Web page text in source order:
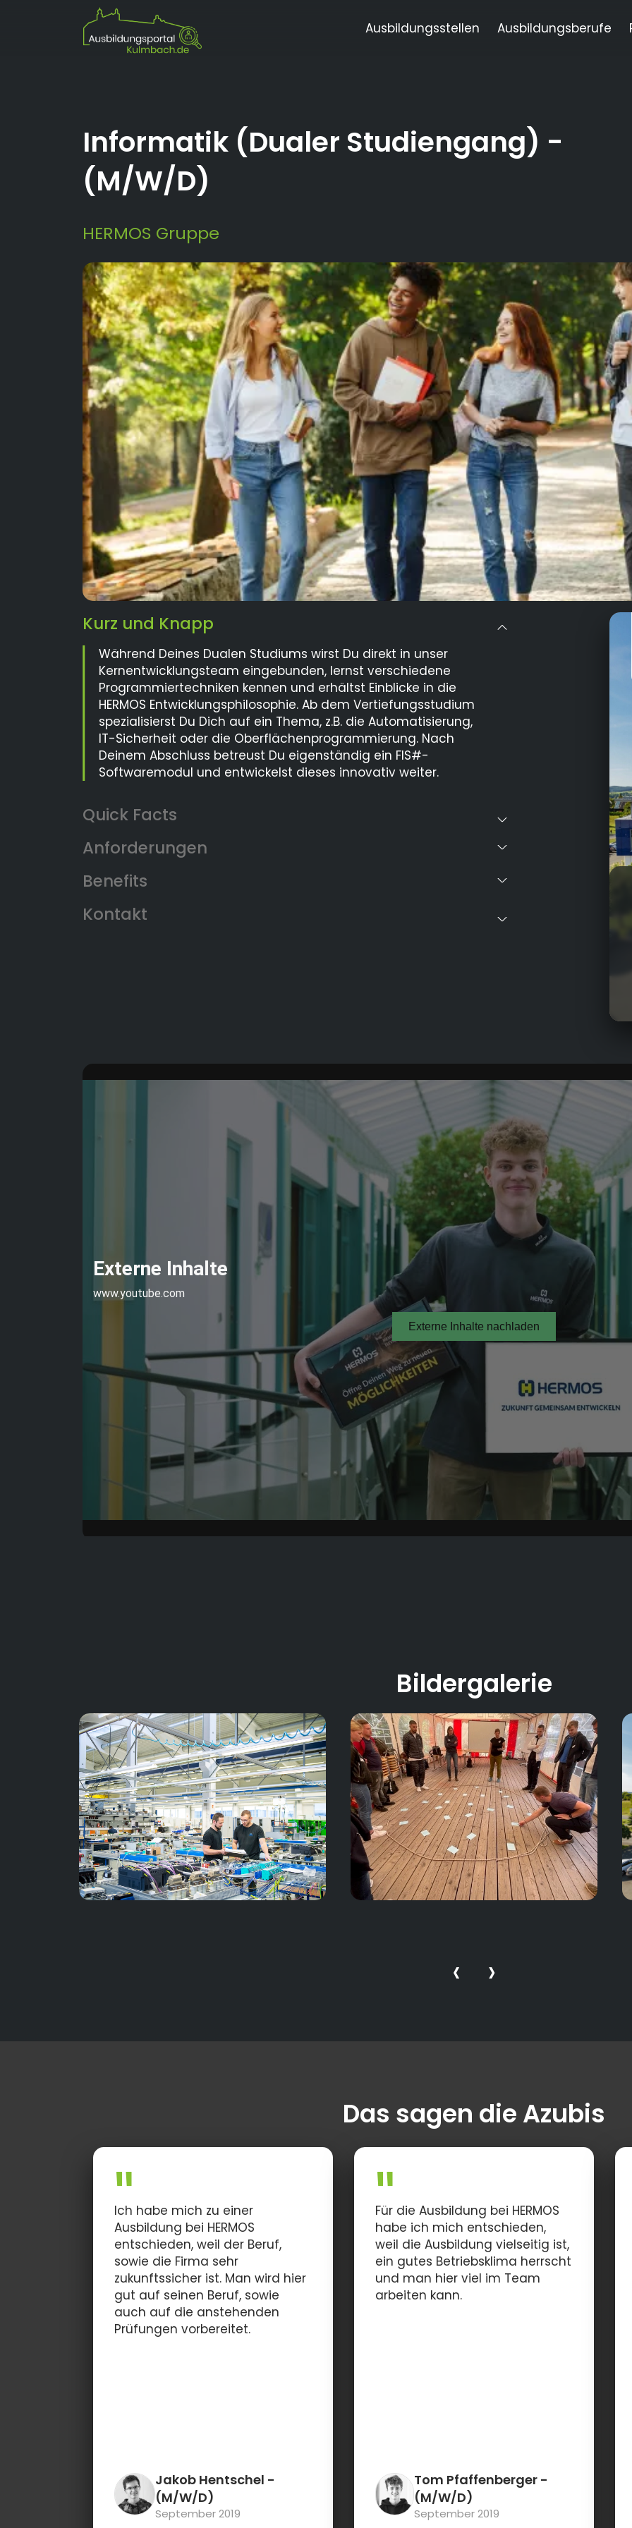
Ausbildungsstellen Ausbildungsberufe
Informatik (Dualer Studiengang) -
(M/W/D)
HERMOS Gruppe
Kurz und Knapp
Während Deines Dualen Studiums wirst Du direkt in unser
Kernentwicklungsteam eingebunden, lernst verschiedene
Programmiertechniken kennen und erhältst Einblicke in die
HERMOS Entwicklungsphilosophie. Ab dem Vertiefungsstudium
spezialisierst Du Dich auf ein Thema, z.B. die Automatisierung,
IT-Sicherheit oder die Oberflächenprogrammierung. Nach
Deinem Abschluss betreust Du eigenständig ein FIS#-
Softwaremodul und entwickelst dieses innovativ weiter.
Anforderungen
Benefits
•
•
•
•
•
Bildergalerie
‹ ›
Das sagen die Azubis
Ich habe mich zu einer
Ausbildung bei HERMOS
entschieden, weil der Beruf,
sowie die Firma sehr
zukunftssicher ist. Man wird hier
gut auf seinen Beruf, sowie
auch auf die anstehenden
Prüfungen vorbereitet.
Jakob Hentschel -
(M/W/D)
September 2019
Für die Ausbildung bei HERMOS
habe ich mich entschieden,
weil die Ausbildung vielseitig ist,
ein gutes Betriebsklima herrscht
und man hier viel im Team
arbeiten kann.
Tom Pfaffenberger-
(M/W/D)
September 2019